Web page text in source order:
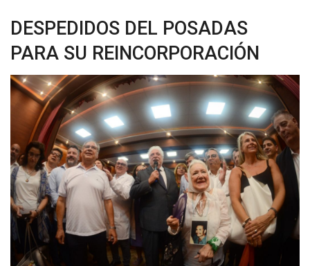
DESPEDIDOS DEL POSADAS
PARA SU REINCORPORACIÓN